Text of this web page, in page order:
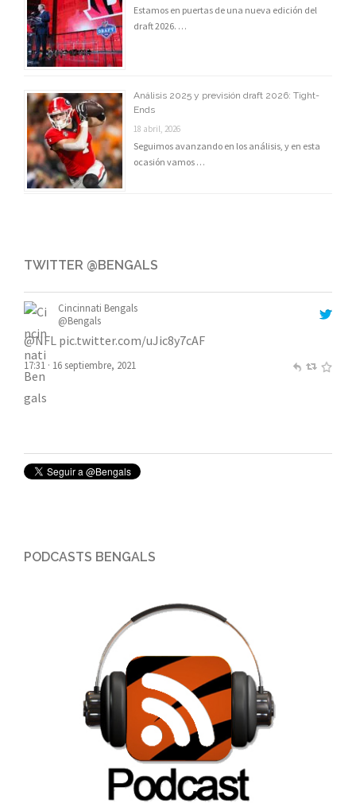
Estamos en puertas de una nueva edición del
draft 2026. …
Análisis 2025 y previsión draft 2026: Tight-
Ends
18 abril, 2026
Seguimos avanzando en los análisis, y en esta
ocasión vamos …
TWITTER @BENGALS
Cincinnati Bengals
@Bengals
@NFL pic.twitter.com/uJic8y7cAF
17:31 · 16 septiembre, 2021
PODCASTS BENGALS